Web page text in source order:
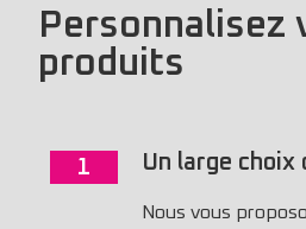
Personnalisez
produits
1 Un large choix
Nous vous